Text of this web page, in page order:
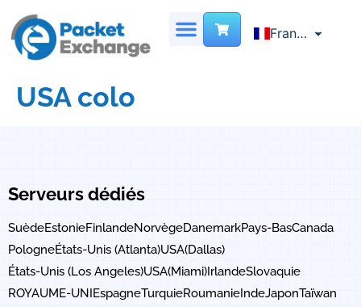
French
Français
USA colo
Serveurs dédiés
SuèdeEstonieFinlandeNorvègeDanemarkPays-BasCanada
PologneÉtats-Unis (Atlanta)USA(Dallas)
États-Unis (Los Angeles)USA(Miami)IrlandeSlovaquie
ROYAUME-UNIEspagneTurquieRoumanieIndeJaponTaïwan